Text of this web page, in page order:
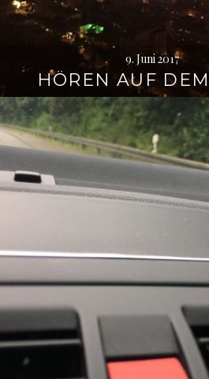
9. Juni 2017
HÖREN AUF